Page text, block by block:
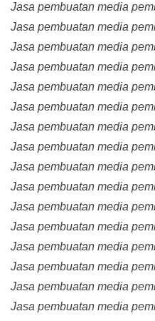
Jasa pembuatan media
Jasa pembuatan media
Jasa pembuatan media
Jasa pembuatan media
Jasa pembuatan media
Jasa pembuatan media
Jasa pembuatan media
Jasa pembuatan media
Jasa pembuatan media
Jasa pembuatan media
Jasa pembuatan media
Jasa pembuatan media
Jasa pembuatan media
Jasa pembuatan media
Jasa pembuatan media
Jasa pembuatan media